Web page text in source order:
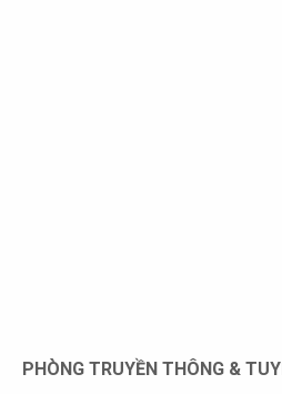
PHÒNG TRUYỀN THÔNG &